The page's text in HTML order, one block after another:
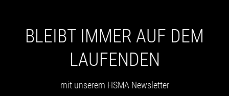
BLEIBT IMMER AUF DEM
LAUFENDEN
mit unserem HSMA Newsletter